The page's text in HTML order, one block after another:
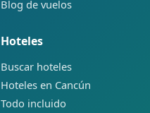
Blog de vuelos
Hoteles
Buscar hoteles
Hoteles en Cancún
Todo incluido